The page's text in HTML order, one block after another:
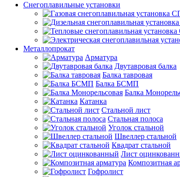
Снегоплавильные установки
Металлопрокат
Арматура
Двутавровая балка
Балка тавровая
Балка БСМП
Балка
Катанка
Стальной лист
Стальная полоса
Уголок стальной
Швеллер стальной
Квадрат стальной
Лист
Композитная
Гофролист